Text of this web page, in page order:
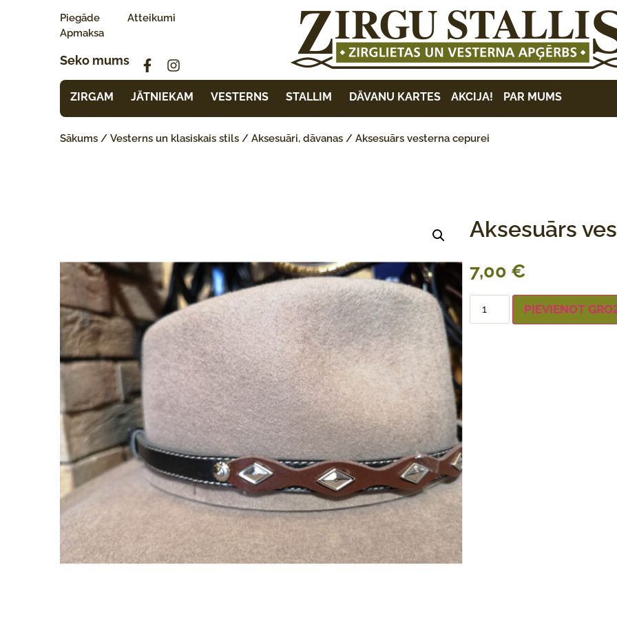
Piegāde
Apmaksa
Atteikumi
Seko mums
ZIRGAM JĀTNIEKAM VESTERNS STALLIM DĀVANU KARTES AKCIJA! PAR MUMS
Sākums / Vesterns un klasiskais stils / Aksesuāri, dāvanas / Aksesuārs vesterna cepurei
Aksesuārs
7,00 €
PIEVIENOT